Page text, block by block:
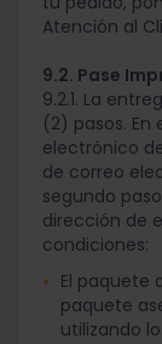
Atención al
9.2. Pase
9.2.1. La
(2) pasos.
electrónico
de correo
segundo
dirección de
condiciones:
El paquete
paquete
utilizando